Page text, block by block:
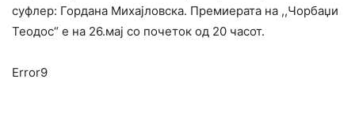
суфлер: Гордана Михајловска. Премиерата на ,,Чорбаџи
Теодос“ е на 26.мај со почеток од 20 часот.
Error9